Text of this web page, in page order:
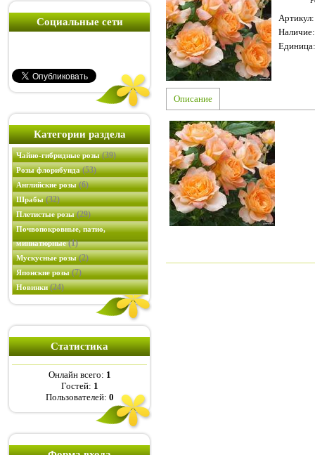
Социальные сети
Категории раздела
Чайно-гибридные розы(39)
Розы флорибунда(53)
Английские розы(6)
Шрабы(32)
Плетистые розы(29)
Почвопокровные, патио,
миниатюрные(1)
Мускусные розы(2)
Японские розы(7)
Новинки(24)
Статистика
Онлайн всего: 1
Гостей: 1
Пользователей: 0
Артикул:
Наличие:
Единица:
Описание